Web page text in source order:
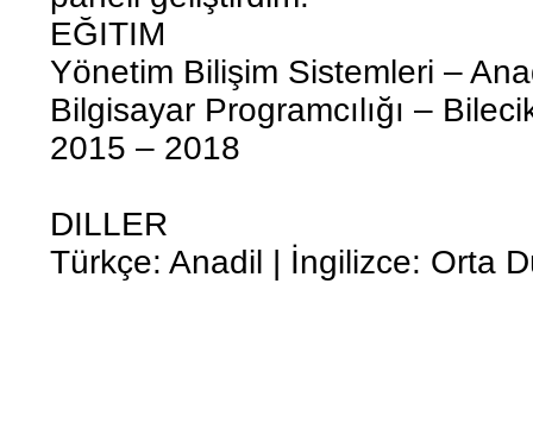
EĞITIM
Yönetim Bilişim Sistemleri –
Bilgisayar Programcılığı –
2015 – 2018
DILLER
Türkçe: Anadil | İngilizce: Orta